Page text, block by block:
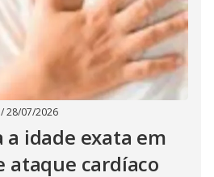
/28/07/2026
a idade exata em
ataque cardíaco